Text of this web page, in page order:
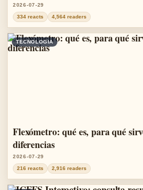
2026-07-29
334 reacts 4,564 readers
TECNOLOGIA
Flexómetro: qué es, para qué
diferencias
2026-07-29
216 reacts 2,916 readers